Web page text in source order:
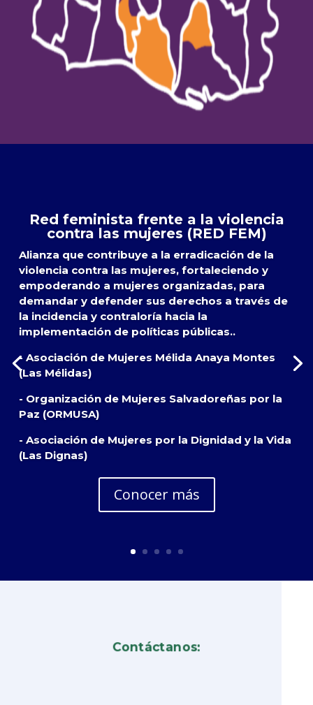
Red feminista frente a la violencia
contra las mujeres (RED FEM)
Alianza que contribuye a la erradicación de la
violencia contra las mujeres, fortaleciendo y
empoderando a mujeres organizadas, para
demandar y defender sus derechos a través de
la incidencia y contraloría hacia la
implementación de políticas públicas..
- Asociación de Mujeres Mélida Anaya Montes
(Las Mélidas)
- Organización de Mujeres Salvadoreñas por la
Paz (ORMUSA)
- Asociación de Mujeres por la Dignidad y la Vida
(Las Dignas)
Conocer más
Contáctanos: